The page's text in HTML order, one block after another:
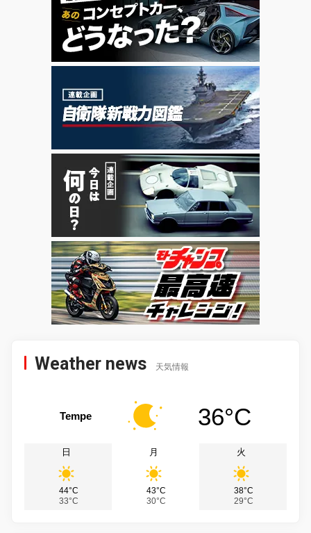
Weather news 天気情報
Tempe 36°C
日
44°C
33°C
月
43°C
30°C
火
38°C
29°C